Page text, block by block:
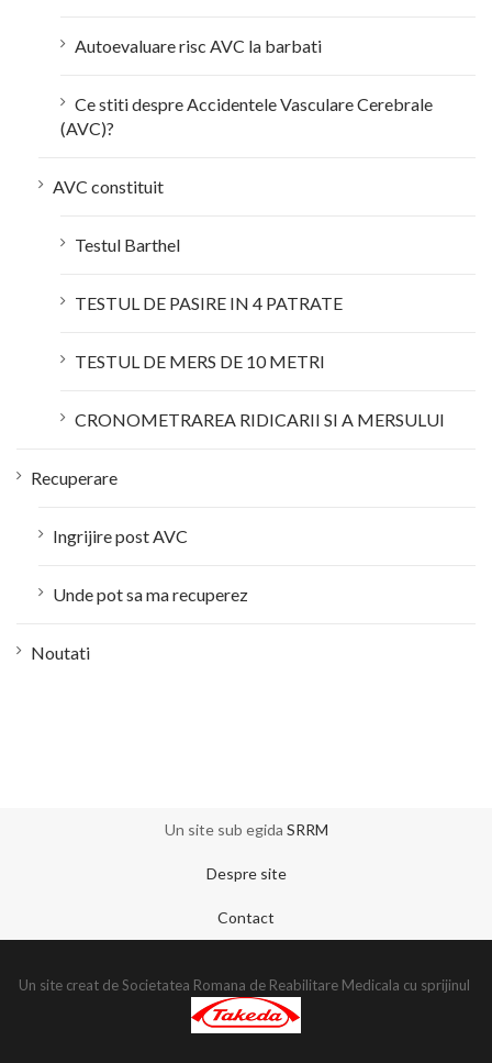
Autoevaluare risc AVC la barbati
Ce stiti despre Accidentele Vasculare Cerebrale
(AVC)?
AVC constituit
Testul Barthel
TESTUL DE PASIRE IN 4 PATRATE
TESTUL DE MERS DE 10 METRI
CRONOMETRAREA RIDICARII SI A MERSULUI
Recuperare
Ingrijire post AVC
Unde pot sa ma recuperez
Noutati
Un site sub egida SRRM
Despre site
Contact
Un site creat de Societatea Romana de Reabilitare Medicala cu sprijinul